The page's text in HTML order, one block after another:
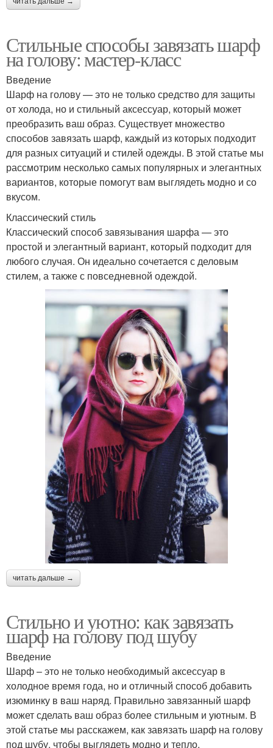
Стильные способы завязать шарф
на голову: мастер-класс
Введение
Шарф на голову — это не только средство для защиты
от холода, но и стильный аксессуар, который может
преобразить ваш образ. Существует множество
способов завязать шарф, каждый из которых подходит
для разных ситуаций и стилей одежды. В этой статье мы
рассмотрим несколько самых популярных и элегантных
вариантов, которые помогут вам выглядеть модно и со
вкусом.
Классический стиль
Классический способ завязывания шарфа — это
простой и элегантный вариант, который подходит для
любого случая. Он идеально сочетается с деловым
стилем, а также с повседневной одеждой.
читать дальше →
Стильно и уютно: как завязать
шарф на голову под шубу
Введение
Шарф – это не только необходимый аксессуар в
холодное время года, но и отличный способ добавить
изюминку в ваш наряд. Правильно завязанный шарф
может сделать ваш образ более стильным и уютным. В
этой статье мы расскажем, как завязать шарф на голову
под шубу, чтобы выглядеть модно и тепло.